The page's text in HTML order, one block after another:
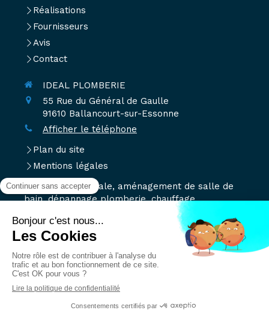
Réalisations
Fournisseurs
Avis
Contact
IDEAL PLOMBERIE
55 Rue du Général de Gaulle
91610 Ballancourt-sur-Essonne
Afficher le téléphone
Plan du site
Mentions légales
Plomberie générale, aménagement de salle de
bain, dépannage plomberie, chauffage,
installation douche à l'italienne, installation de
ventilation, traitements de l'eau, débouchage et
dégorgement toutes canalisations
Demander un devis
Création et référencement du site par Simplébo